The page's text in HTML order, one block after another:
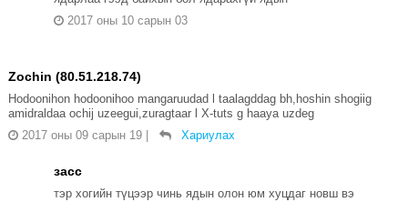
2017 оны 10 сарын 03
Zochin (80.51.218.74)
Hodoonihon hodoonihoo mangaruudad l taalagddag bh,hoshin shogiig
amidraldaa ochij uzeegui,zuragtaar l X-tuts g haaya uzdeg
2017 оны 09 сарын 19
Хариулах
засс
тэр хогийн түцээр чинь ядын олон юм хуцдаг новш вэ